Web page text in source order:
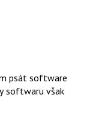
psát software
softwaru však